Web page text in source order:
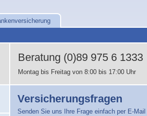
Beratung (0)89 975 6 1333
Montag bis Freitag von 8:00 bis 17:00 Uhr
Versicherungsfragen
Senden Sie uns Ihre Frage einfach per E-Mail